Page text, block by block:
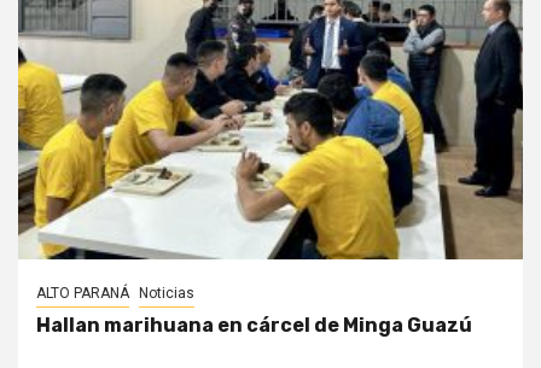
ALTO PARANÁ Noticias
Hallan marihuana en cárcel de Minga Guazú